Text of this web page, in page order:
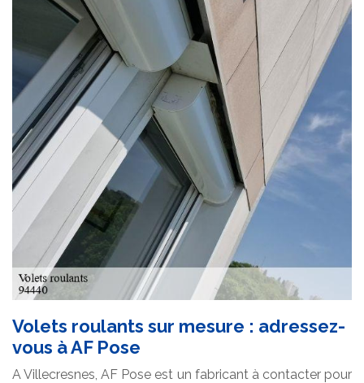
Volets roulants sur mesure : adressez-
vous à AF Pose
A Villecresnes, AF Pose est un fabricant à contacter pour